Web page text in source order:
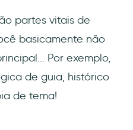
partes vitais de
basicamente não
Por exemplo,
de guia, histórico
de tema!